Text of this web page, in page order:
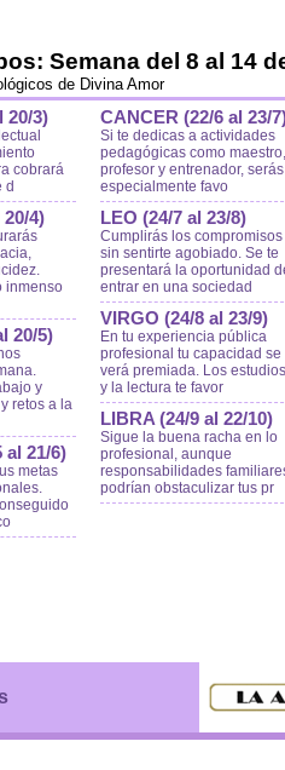
Semana del 8 al 14
de Divina Amor
20/3)
cobrará
d
20/4)
inmenso
20/5)
y
retos a la
al 21/6)
metas
CANCER (22/6 al 23/
Si te dedicas a actividades
pedagógicas como maestro,
profesor y entrenador, serás
especialmente favo
LEO (24/7 al 23/8)
Cumplirás los compromisos
sin sentirte agobiado. Se te
presentará la oportunidad
entrar en una sociedad
VIRGO (24/8 al 23/9)
En tu experiencia pública
profesional tu capacidad se
verá premiada. Los estudios
y la lectura te favor
LIBRA (24/9 al 22/10)
Sigue la buena racha en lo
profesional, aunque
responsabilidades
podrían obstaculizar tus pr